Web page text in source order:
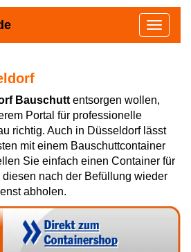
Toggle
Bauschutt entsorgen wollen,
Portal für professionelle
richtig. Auch in Düsseldorf lässt
mit einem Bauschuttcontainer
Sie einfach einen Container für
nach der Befüllung wieder
abholen.